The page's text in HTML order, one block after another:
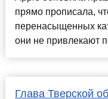
прямо прописала,
перенасыщенных
они не привлекают
Глава Тверской